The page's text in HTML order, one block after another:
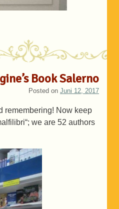
Book Salerno
Posted on Juni 12, 2017
remembering! Now keep
we are 52 authors